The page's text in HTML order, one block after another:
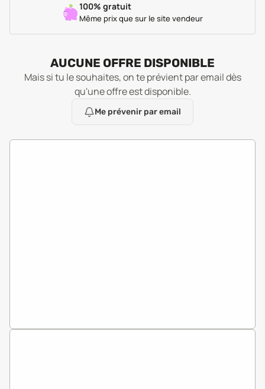
100% gratuit
Même prix que sur le site vendeur
AUCUNE OFFRE DISPONIBLE
Mais si tu le souhaites, on te prévient par email dès
qu'une offre est disponible.
Me prévenir par email